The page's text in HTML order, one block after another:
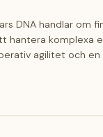
DNA handlar om
hantera komplexa
agilitet och